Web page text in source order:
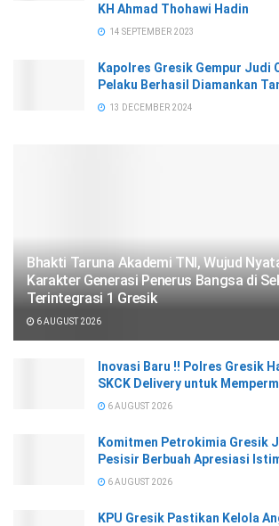
KH Ahmad Thohawi Hadin
14 SEPTEMBER 2023
Kapolres Gresik Gempur Judi
Pelaku Berhasil Diamankan
13 DECEMBER 2024
Bhakti Taruna Akademi TNI, Wujud
Karakter Generasi Penerus Bangsa di
Terintegrasi 1 Gresik
6 AUGUST 2026
Inovasi Baru !! Polres Gresik
SKCK Delivery untuk
6 AUGUST 2026
Komitmen Petrokimia Gresik
Pesisir Berbuah Apresiasi
6 AUGUST 2026
KPU Gresik Pastikan Kelola